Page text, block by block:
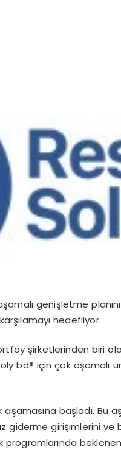
genişletme
hedefliyor.
öy şirketlerinden biri
bd® için çok
aşamasına başladı. Bu
girişimlerini ve
programlarında